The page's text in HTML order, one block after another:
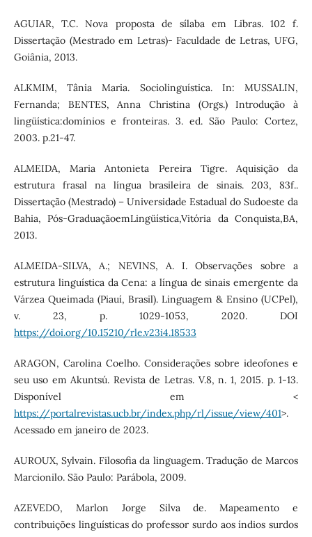
AGUIAR, T.C. Nova proposta de sílaba em Libras. 102 f.
Dissertação (Mestrado em Letras)- Faculdade de Letras, UFG,
Goiânia, 2013.
ALKMIM, Tânia Maria. Sociolinguística. In: MUSSALIN,
Fernanda; BENTES, Anna Christina (Orgs.) Introdução à
lingüística:domínios e fronteiras. 3. ed. São Paulo: Cortez,
2003. p.21-47.
ALMEIDA, Maria Antonieta Pereira Tigre. Aquisição da
estrutura frasal na língua brasileira de sinais. 203, 83f..
Dissertação (Mestrado) – Universidade Estadual do Sudoeste da
Bahia, Pós-GraduaçãoemLingüística,Vitória da Conquista,BA,
2013.
ALMEIDA-SILVA, A.; NEVINS, A. I. Observações sobre a
estrutura linguística da Cena: a língua de sinais emergente da
Várzea Queimada (Piauí, Brasil). Linguagem & Ensino (UCPel),
v. 23, p. 1029-1053, 2020. DOI
https://doi.org/10.15210/rle.v23i4.18533
ARAGON, Carolina Coelho. Considerações sobre ideofones e
seu uso em Akuntsú. Revista de Letras. V.8, n. 1, 2015. p. 1-13.
Disponível em <
https://portalrevistas.ucb.br/index.php/rl/issue/view/401>.
Acessado em janeiro de 2023.
AUROUX, Sylvain. Filosofia da linguagem. Tradução de Marcos
Marcionilo. São Paulo: Parábola, 2009.
AZEVEDO, Marlon Jorge Silva de. Mapeamento e
contribuições linguísticas do professor surdo aos índios surdos